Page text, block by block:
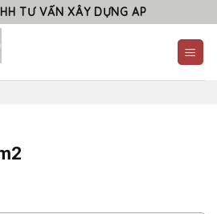
TƯ VẤN XÂY DỰNG AP